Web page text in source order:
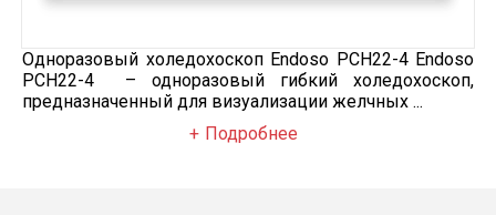
Одноразовый холедохоскоп Endoso PCH22-4 Endoso
PCH22-4 – одноразовый гибкий холедохоскоп,
предназначенный для визуализации желчных ...
Подробнее